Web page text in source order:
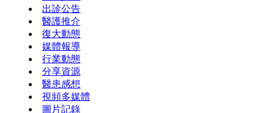
出診公告
醫護推介
復大動態
媒體報導
行業動態
分享資源
醫患感想
視頻多媒體
圖片記錄